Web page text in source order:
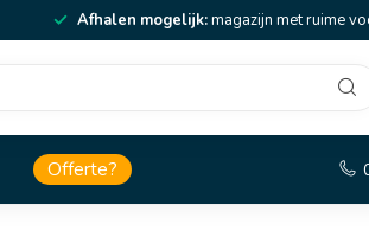
Afhalen mogelijk:magazijn met ruime
Offerte?